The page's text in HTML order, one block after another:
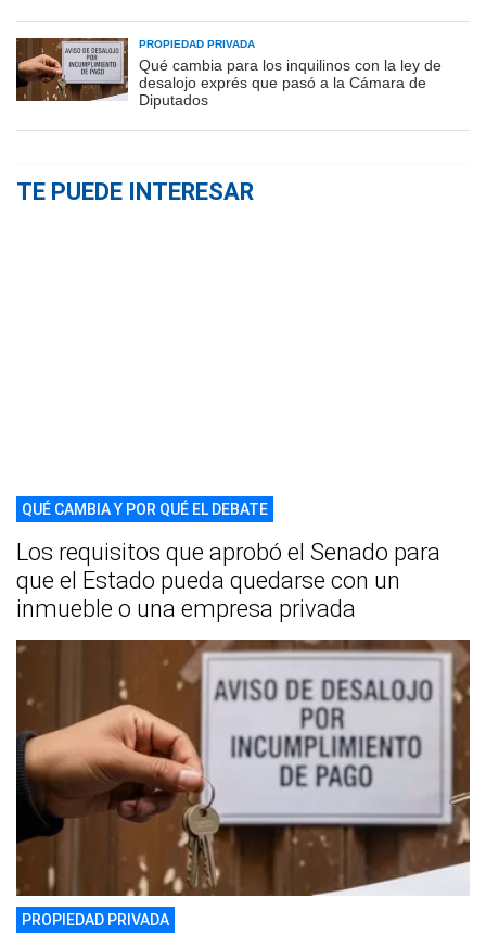
PROPIEDAD PRIVADA
Qué cambia para los inquilinos con la ley de
desalojo exprés que pasó a la Cámara de
Diputados
TE PUEDE INTERESAR
QUÉ CAMBIA Y POR QUÉ EL DEBATE
Los requisitos que aprobó el Senado para
que el Estado pueda quedarse con un
inmueble o una empresa privada
PROPIEDAD PRIVADA